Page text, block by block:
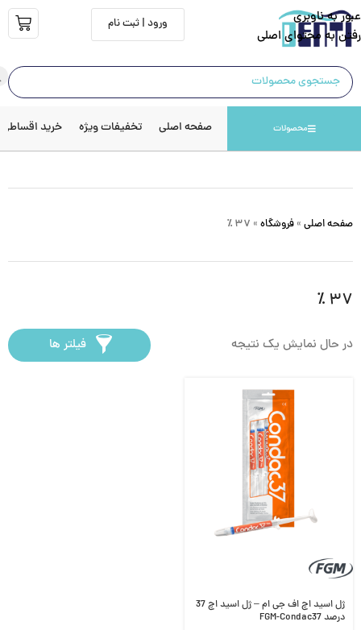
عبور به ناوبری
رفتن به محتوای اصلی
ورود | ثبت نام
محصولات صفحه اصلی تخفیفات ویژه خرید اقساطی
صفحه اصلی » فروشگاه » ۳۷ ٪
۳۷ ٪
در حال نمایش یک نتیجه فیلتر ها
ژل اسید اچ اف جی ام – ژل اسید اچ 37
درصد FGM-Condac37